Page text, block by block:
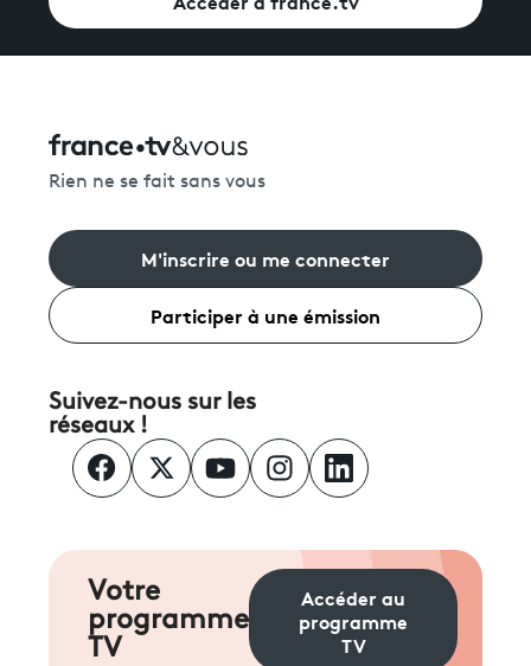
Rien ne se fait sans vous
M'inscrire ou me connecter
Participer à une émission
Suivez-nous sur les
réseaux !
Votre
programme
TV
Accéder au
programme
TV